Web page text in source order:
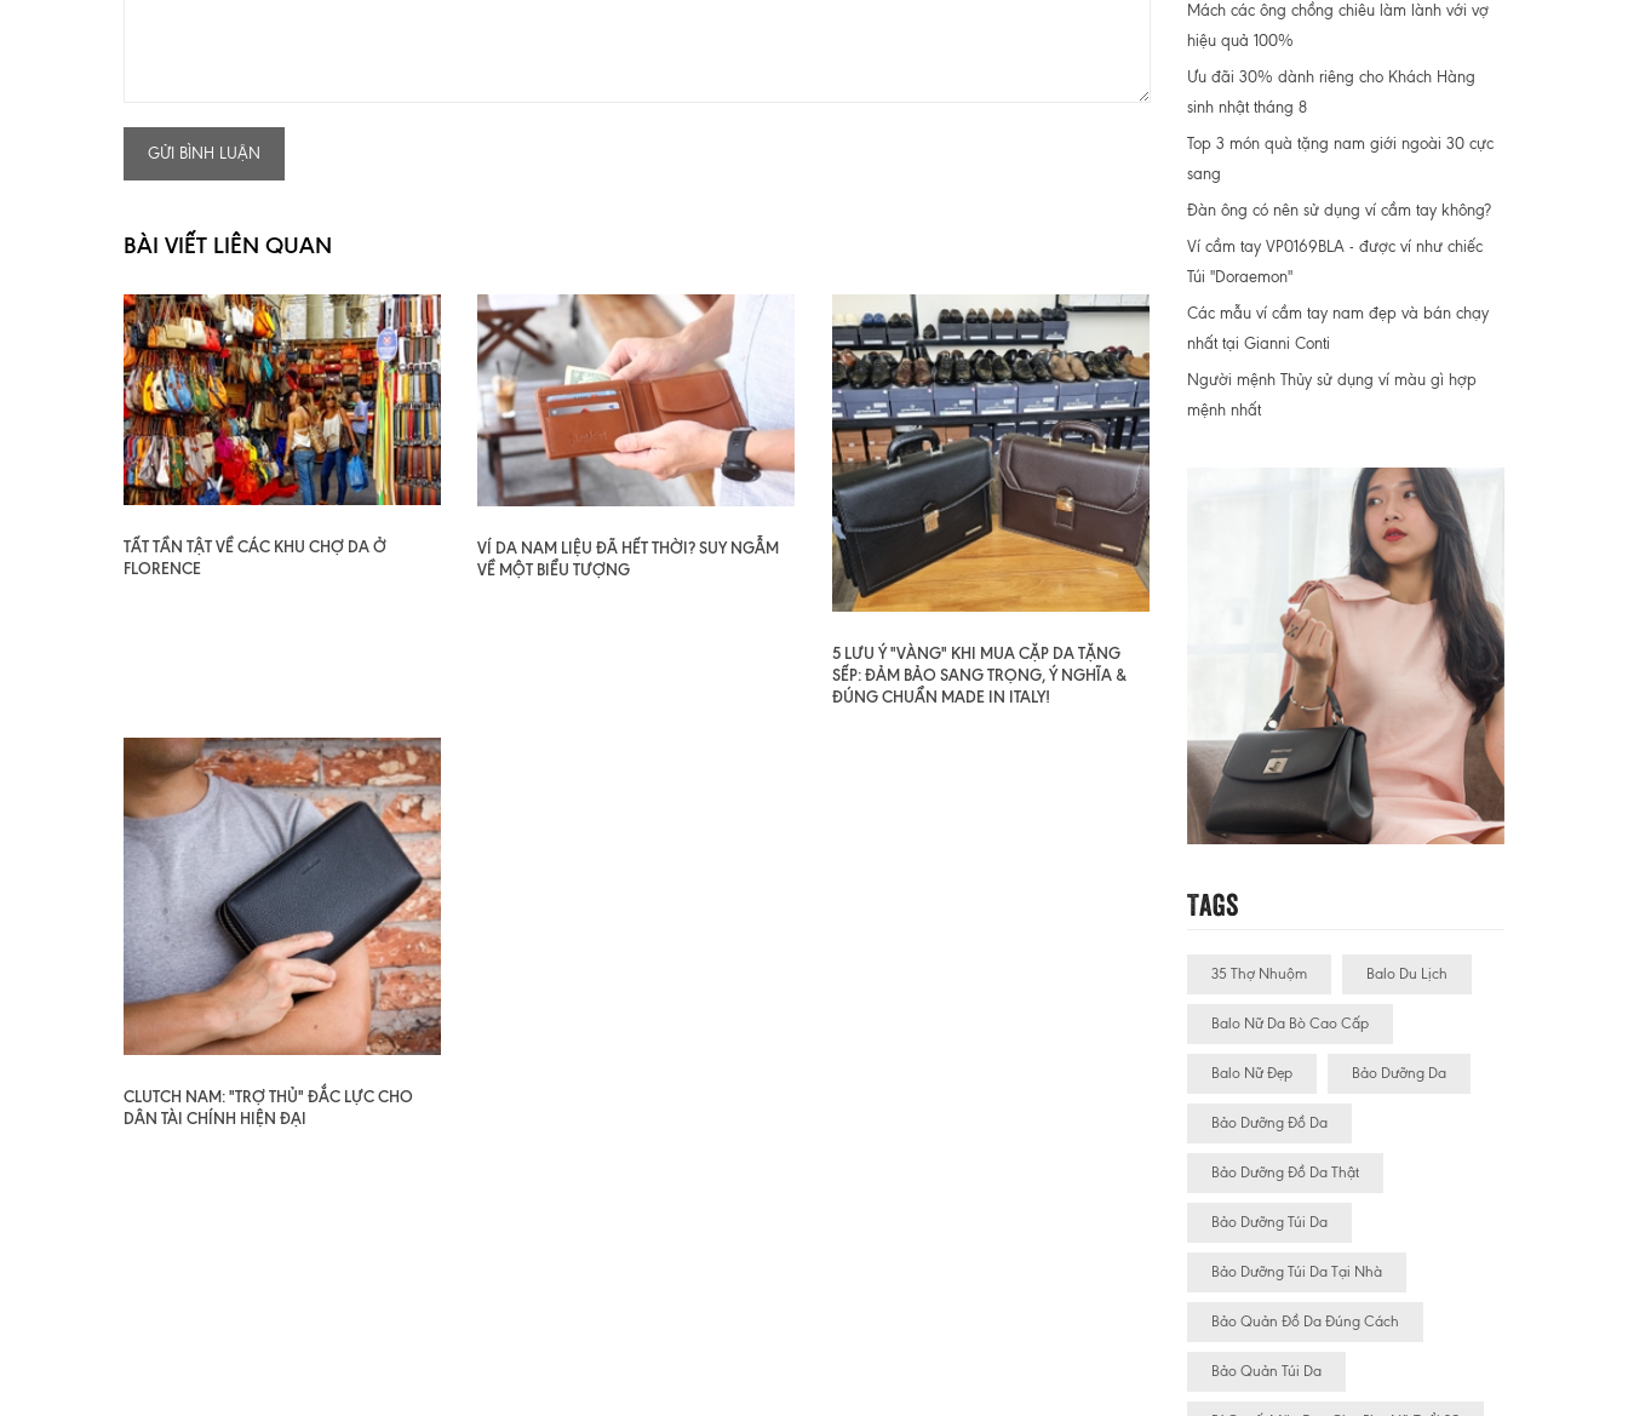
GỬI BÌNH LUẬN
BÀI VIẾT LIÊN QUAN
TẤT TẦN TẬT VỀ CÁC KHU CHỢ DA Ở
FLORENCE
VÍ DA NAM LIỆU ĐÃ HẾT THỜI? SUY NGẪM
VỀ MỘT BIỂU TƯỢNG
5 LƯU Ý "VÀNG" KHI MUA CẶP DA TẶNG
SẾP: ĐẢM BẢO SANG TRỌNG, Ý NGHĨA &
ĐÚNG CHUẨN MADE IN ITALY!
CLUTCH NAM: "TRỢ THỦ" ĐẮC LỰC CHO
DÂN TÀI CHÍNH HIỆN ĐẠI
Mách các ông chồng chiêu làm lành với vợ
hiệu quả 100%
Ưu đãi 30% dành riêng cho Khách Hàng
sinh nhật tháng 8
Top 3 món quà tặng nam giới ngoài 30 cực
sang
Đàn ông có nên sử dụng ví cầm tay không?
Ví cầm tay VP0169BLA - được ví như chiếc
Túi "Doraemon"
Các mẫu ví cầm tay nam đẹp và bán chạy
nhất tại Gianni Conti
Người mệnh Thủy sử dụng ví màu gì hợp
mệnh nhất
Tags
35 Thợ Nhuộm Balo Du Lịch
Balo Nữ Da Bò Cao Cấp
Balo Nữ Đẹp Bảo Dưỡng Da
Bảo Dưỡng Đồ Da
Bảo Dưỡng Đồ Da Thật
Bảo Dưỡng Túi Da
Bảo Dưỡng Túi Da Tại Nhà
Bảo Quản Đồ Da Đúng Cách
Bảo Quản Túi Da